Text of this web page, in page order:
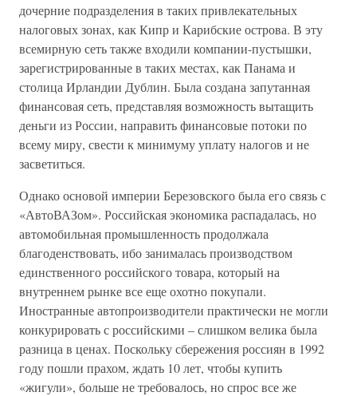
дочерние подразделения в таких привлекательных
налоговых зонах, как Кипр и Карибские острова. В эту
всемирную сеть также входили компании-пустышки,
зарегистрированные в таких местах, как Панама и
столица Ирландии Дублин. Была создана запутанная
финансовая сеть, представляя возможность вытащить
деньги из России, направить финансовые потоки по
всему миру, свести к минимуму уплату налогов и не
засветиться.
Однако основой империи Березовского была его связь с
«АвтоВАЗ­ом». Российская экономика распадалась, но
автомобильная промышленность продолжала
благоденствовать, ибо занималась производством
единственного российского товара, который на
внутреннем рынке все еще охотно покупали.
Иностранные автопроизводители практически не могли
конкурировать с российскими – слишком велика была
разница в ценах. Поскольку сбережения россиян в 1992
году пошли прахом, ждать 10 лет, чтобы купить
«жигули», больше не требовалось, но спрос все же